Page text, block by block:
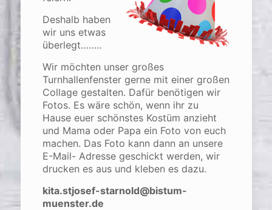
Deshalb haben
wir uns etwas
überlegt……..
Wir möchten unser großes
Turnhallenfenster gerne mit einer großen
Collage gestalten. Dafür benötigen wir
Fotos. Es wäre schön, wenn ihr zu
Hause euer schönstes Kostüm anzieht
und Mama oder Papa ein Foto von euch
machen. Das Foto kann dann an unsere
E-Mail- Adresse geschickt werden, wir
drucken es aus und kleben es dazu.
kita.stjosef-starnold@bistum-
muenster.de